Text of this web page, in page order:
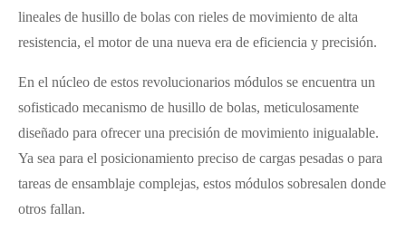
lineales de husillo de bolas con rieles de movimiento de alta
resistencia, el motor de una nueva era de eficiencia y precisión.
En el núcleo de estos revolucionarios módulos se encuentra un
sofisticado mecanismo de husillo de bolas, meticulosamente
diseñado para ofrecer una precisión de movimiento inigualable.
Ya sea para el posicionamiento preciso de cargas pesadas o para
tareas de ensamblaje complejas, estos módulos sobresalen donde
otros fallan.